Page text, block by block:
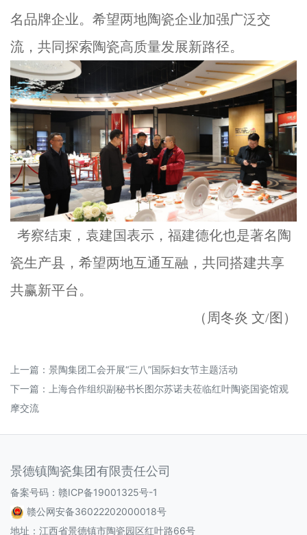
名品牌企业。希望两地陶瓷企业加强广泛交
流，共同探索陶瓷高质量发展新路径。
考察结束，袁建国表示，福建德化也是著名陶
瓷生产县，希望两地互通互融，共同搭建共享
共赢新平台。
（周冬炎 文/图）
上一篇： 景陶集团工会开展“三八”国际妇女节主题活动
下一篇：
上海合作组织副秘书长图尔苏诺夫莅临红叶陶瓷国瓷馆观
摩交流
景德镇陶瓷集团有限责任公司
备案号码： 赣ICP备19001325号-1
赣公网安备36022202000018号
地址：江西省景德镇市陶瓷园区红叶路66号